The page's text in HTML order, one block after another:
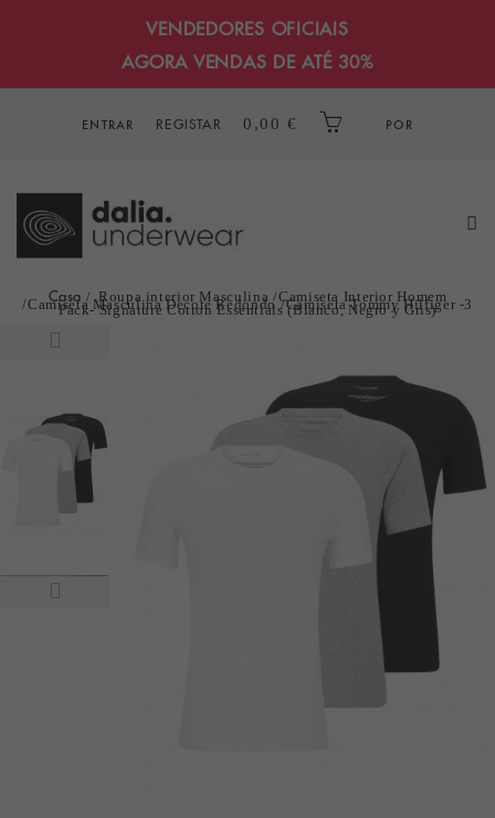
VENDEDORES OFICIAIS
AGORA VENDAS DE ATÉ 30%
ENTRAR REGISTAR 0,00 € POR
Casa Roupa interior Masculina Camiseta Interior Homem
Camiseta Masculina Decote Redondo Camiseta Tommy Hilfiger -3
Pack- Signature Cotton Essentials (Blanco, Negro y Gris)